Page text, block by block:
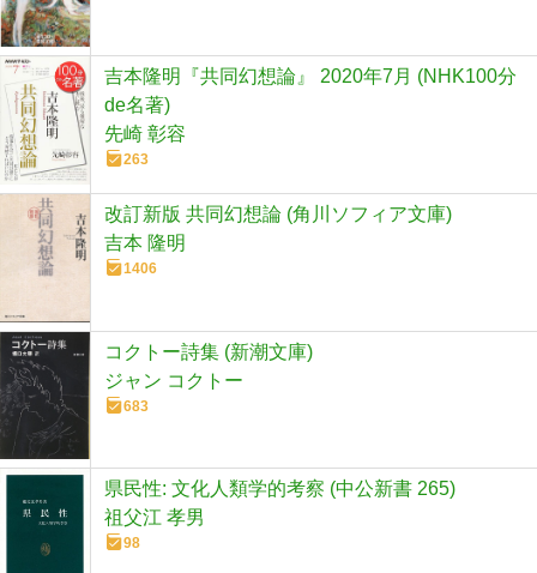
吉本隆明『共同幻想論』 2020年7月 (NHK100分
de名著)
先崎 彰容
263
改訂新版 共同幻想論 (角川ソフィア文庫)
吉本 隆明
1406
コクトー詩集 (新潮文庫)
ジャン コクトー
683
県民性: 文化人類学的考察 (中公新書 265)
祖父江 孝男
98